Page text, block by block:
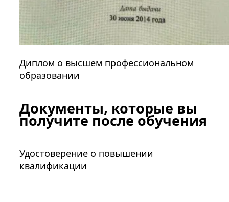
Диплом о высшем профессиональном
образовании
Документы, которые вы
получите после обучения
Удостоверение о повышении
квалификации